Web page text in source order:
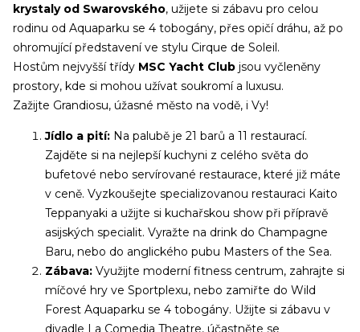
krystaly od Swarovského, užijete si zábavu pro celou
rodinu od Aquaparku se 4 tobogány, přes opičí dráhu, až po
ohromující představení ve stylu Cirque de Soleil.
Hostům nejvyšší třídy MSC Yacht Club jsou vyčleněny
prostory, kde si mohou užívat soukromí a luxusu.
Zažijte Grandiosu, úžasné město na vodě, i Vy!
Jídlo a pití: Na palubě je 21 barů a 11 restaurací.
Zajděte si na nejlepší kuchyni z celého světa do
bufetové nebo servírované restaurace, které již máte
v ceně. Vyzkoušejte specializovanou restauraci Kaito
Teppanyaki a užijte si kuchařskou show při přípravě
asijských specialit. Vyražte na drink do Champagne
Baru, nebo do anglického pubu Masters of the Sea.
Zábava: Využijte moderní fitness centrum, zahrajte si
míčové hry ve Sportplexu, nebo zamiřte do Wild
Forest Aquaparku se 4 tobogány. Užijte si zábavu v
divadle La Comedia Theatre, účastněte se